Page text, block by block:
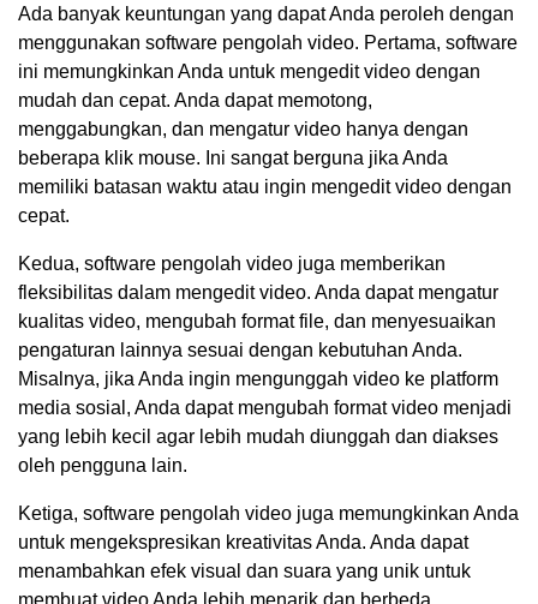
Ada banyak keuntungan yang dapat Anda peroleh dengan
menggunakan software pengolah video. Pertama, software
ini memungkinkan Anda untuk mengedit video dengan
mudah dan cepat. Anda dapat memotong,
menggabungkan, dan mengatur video hanya dengan
beberapa klik mouse. Ini sangat berguna jika Anda
memiliki batasan waktu atau ingin mengedit video dengan
cepat.
Kedua, software pengolah video juga memberikan
fleksibilitas dalam mengedit video. Anda dapat mengatur
kualitas video, mengubah format file, dan menyesuaikan
pengaturan lainnya sesuai dengan kebutuhan Anda.
Misalnya, jika Anda ingin mengunggah video ke platform
media sosial, Anda dapat mengubah format video menjadi
yang lebih kecil agar lebih mudah diunggah dan diakses
oleh pengguna lain.
Ketiga, software pengolah video juga memungkinkan Anda
untuk mengekspresikan kreativitas Anda. Anda dapat
menambahkan efek visual dan suara yang unik untuk
membuat video Anda lebih menarik dan berbeda.